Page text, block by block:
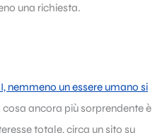
una richiesta.
nemmeno un essere umano si
cosa ancora più sorprendente è
totale, circa un sito su